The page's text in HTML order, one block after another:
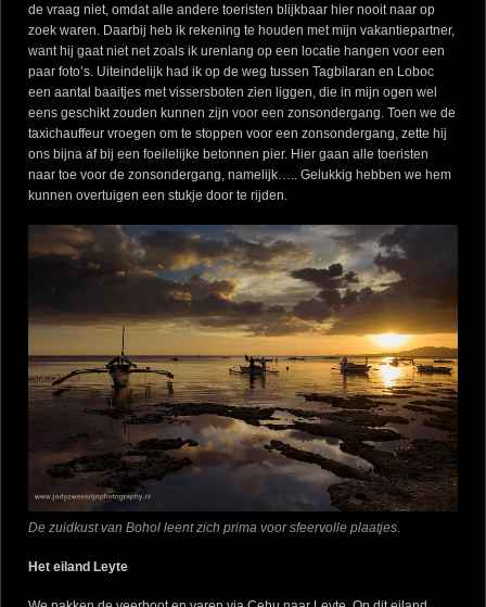
de vraag niet, omdat alle andere toeristen blijkbaar hier nooit naar op
zoek waren. Daarbij heb ik rekening te houden met mijn vakantiepartner,
want hij gaat niet net zoals ik urenlang op een locatie hangen voor een
paar foto’s. Uiteindelijk had ik op de weg tussen Tagbilaran en Loboc
een aantal baaitjes met vissersboten zien liggen, die in mijn ogen wel
eens geschikt zouden kunnen zijn voor een zonsondergang. Toen we de
taxichauffeur vroegen om te stoppen voor een zonsondergang, zette hij
ons bijna af bij een foeilelijke betonnen pier. Hier gaan alle toeristen
naar toe voor de zonsondergang, namelijk….. Gelukkig hebben we hem
kunnen overtuigen een stukje door te rijden.
De zuidkust van Bohol leent zich prima voor sfeervolle plaatjes.
Het eiland Leyte